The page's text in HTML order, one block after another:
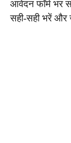
आवेदन फॉर्म भर
सही-सही भरें और